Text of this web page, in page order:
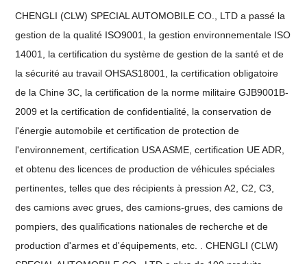
CHENGLI (CLW) SPECIAL AUTOMOBILE CO., LTD a passé la
gestion de la qualité ISO9001, la gestion environnementale ISO
14001, la certification du système de gestion de la santé et de
la sécurité au travail OHSAS18001, la certification obligatoire
de la Chine 3C, la certification de la norme militaire GJB9001B-
2009 et la certification de confidentialité, la conservation de
l'énergie automobile et certification de protection de
l'environnement, certification USA ASME, certification UE ADR,
et obtenu des licences de production de véhicules spéciales
pertinentes, telles que des récipients à pression A2, C2, C3,
des camions avec grues, des camions-grues, des camions de
pompiers, des qualifications nationales de recherche et de
production d'armes et d'équipements, etc. . CHENGLI (CLW)